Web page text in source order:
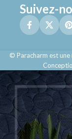
Suivez-
© Paracharm est une